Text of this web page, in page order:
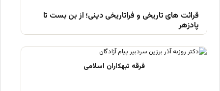
قرائت های تاریخی و فراتاریخی دینی؛ از بن بست تا
پادزهر